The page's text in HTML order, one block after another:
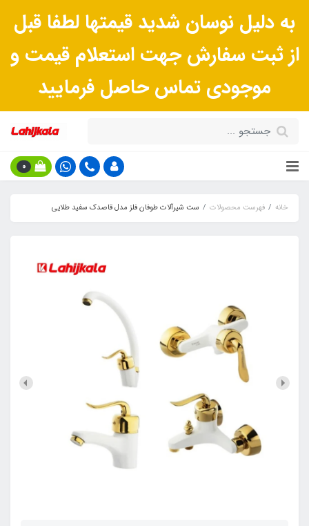
به دلیل نوسان شدید قیمتها لطفا قبل
از ثبت سفارش جهت استعلام قیمت و
موجودی تماس حاصل فرمایید
0
خانه فهرست محصولات ست شیرآلات طوفان فلز مدل قاصدک سفید طلایی